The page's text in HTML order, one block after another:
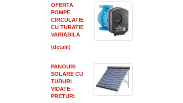
OFERTA
POMPE
CIRCULATIE
CU TURATIE
VARIABILA
( )
PANOURI
SOLARE CU
TUBURI
VIDATE -
PRETURI